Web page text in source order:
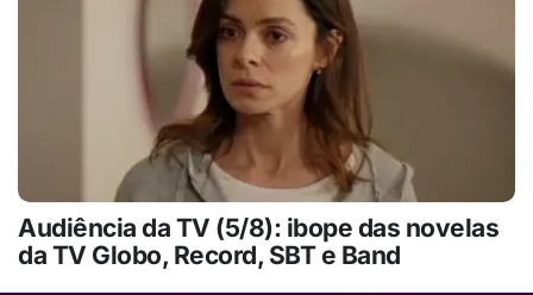
Audiência da TV (5/8): ibope das novelas
da TV Globo, Record, SBT e Band